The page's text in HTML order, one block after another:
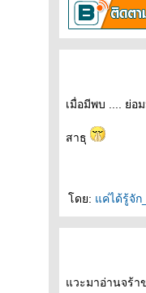
เมื่อมีพบ .... ย่อ
สาธุ
ดย: ค่ได้รู้จัก
วะมาอ่านจร้าข